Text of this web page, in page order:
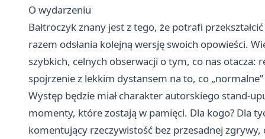
O wydarzeniu
Bałtroczyk znany jest z tego, że potrafi
razem odsłania kolejną wersję swoich opowieści.
szybkich, celnych obserwacji o tym, co nas otacza:
spojrzenie z lekkim dystansem na to, co „normalne”
Występ będzie miał charakter autorskiego stand-
momenty, które zostają w pamięci. Dla kogo? Dla
komentujący rzeczywistość bez przesadnej